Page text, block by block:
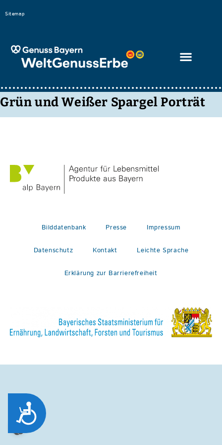
dass
diese
Seite
ein
Zugänglichkeitssystem
Zug&auml;nglichkeit
Sitemap
Grün und Weißer Spargel Porträt
Bilddatenbank Presse Impressum
Datenschutz Kontakt Leichte Sprache
Erklärung zur Barrierefreiheit